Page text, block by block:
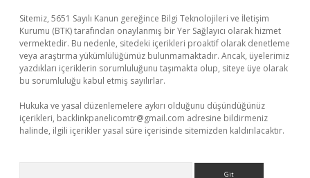
Sitemiz, 5651 Sayılı Kanun gereğince Bilgi Teknolojileri ve İletişim
Kurumu (BTK) tarafından onaylanmış bir Yer Sağlayıcı olarak hizmet
vermektedir. Bu nedenle, sitedeki içerikleri proaktif olarak denetleme
veya araştırma yükümlülüğümüz bulunmamaktadır. Ancak, üyelerimiz
yazdıkları içeriklerin sorumluluğunu taşımakta olup, siteye üye olarak
bu sorumluluğu kabul etmiş sayılırlar.
Hukuka ve yasal düzenlemelere aykırı olduğunu düşündüğünüz
içerikleri, backlinkpanelicomtr@gmail.com adresine bildirmeniz
halinde, ilgili içerikler yasal süre içerisinde sitemizden kaldırılacaktır.